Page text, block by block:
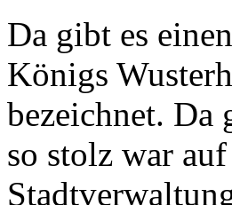
Da gibt es
Königs
bezeichnet. Da
so stolz war